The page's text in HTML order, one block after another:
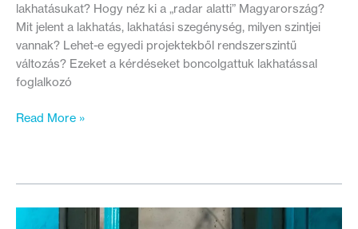
lakhatásukat? Hogy néz ki a „radar alatti” Magyarország?
Mit jelent a lakhatás, lakhatási szegénység, milyen szintjei
vannak? Lehet-e egyedi projektekből rendszerszintű
változás? Ezeket a kérdéseket boncolgattuk lakhatással
foglalkozó
Mi
ér
Read More »